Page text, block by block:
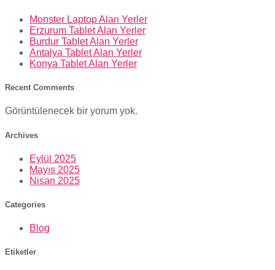
Monster Laptop Alan Yerler
Erzurum Tablet Alan Yerler
Burdur Tablet Alan Yerler
Antalya Tablet Alan Yerler
Konya Tablet Alan Yerler
Recent Comments
Görüntülenecek bir yorum yok.
Archives
Eylül 2025
Mayıs 2025
Nisan 2025
Categories
Blog
Etiketler